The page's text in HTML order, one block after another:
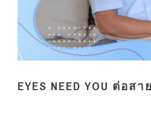
EYES NEED YOU ต่อ